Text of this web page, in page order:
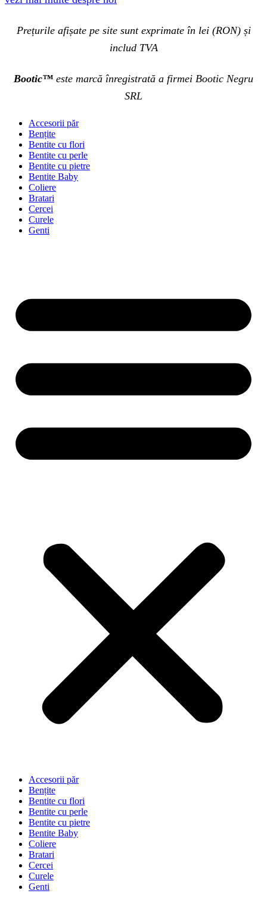
Prețurile afișate pe site sunt exprimate în lei (RON) și
includ TVA
Bootic™ este marcă înregistrată a firmei Bootic Negru
SRL
Accesorii păr
Bențite
Bentite cu flori
Bentite cu perle
Bentite cu pietre
Bentite Baby
Coliere
Bratari
Cercei
Curele
Genti
Accesorii păr
Bențite
Bentite cu flori
Bentite cu perle
Bentite cu pietre
Bentite Baby
Coliere
Bratari
Cercei
Curele
Genti